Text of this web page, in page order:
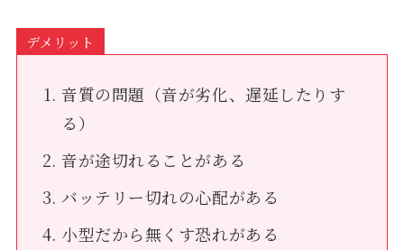
デメリット
音質の問題（音が劣化、遅延したりす
る）
音が途切れることがある
バッテリー切れの心配がある
小型だから無くす恐れがある